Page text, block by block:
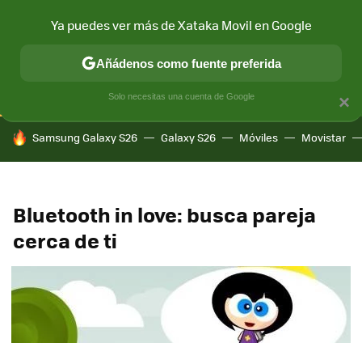
CONECTIVIDAD MÓVIL Y SOCIEDAD APLICACIONES
HOY SE HABLA DE
Samsung Galaxy S26 Galaxy S26 Móviles Movistar
Bluetooth in love: busca pareja
cerca de ti
×
Ya puedes ver más de Xataka Movil en Google
Añádenos como fuente preferida
Solo necesitas una cuenta de Google